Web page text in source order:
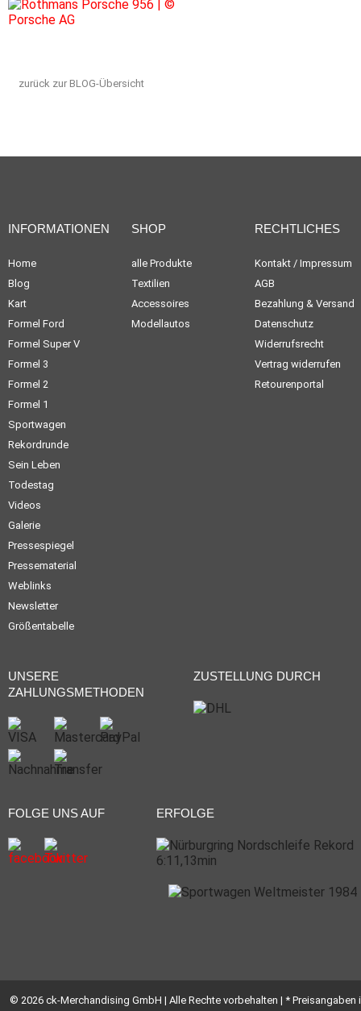
zurück zur BLOG-Übersicht
INFORMATIONEN
Home
Blog
Kart
Formel Ford
Formel Super V
Formel 3
Formel 2
Formel 1
Sportwagen
Rekordrunde
Sein Leben
Todestag
Videos
Galerie
Pressespiegel
Pressematerial
Weblinks
Newsletter
Größentabelle
SHOP
alle Produkte
Textilien
Accessoires
Modellautos
RECHTLICHES
Kontakt / Impressum
AGB
Bezahlung & Versand
Datenschutz
Widerrufsrecht
Vertrag widerrufen
Retourenportal
UNSERE
ZAHLUNGSMETHODEN
ZUSTELLUNG DURCH
FOLGE UNS AUF ERFOLGE
© 2026 ck-Merchandising GmbH | Alle Rechte vorbehalten | * Preisangaben